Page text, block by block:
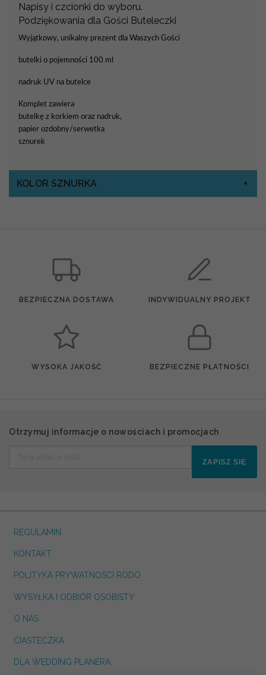
Napisy i czcionki do wyboru.
Podziękowania dla Gości Buteleczki
Wyjątkowy, unikalny prezent dla Waszych Gości
butelki o pojemności 100 ml
nadruk UV na butelce
Komplet zawiera
butelkę z korkiem oraz nadruk,
papier ozdobny/serwetka
sznurek
KOLOR SZNURKA
BEZPIECZNA DOSTAWA INDYWIDUALNY PROJEKT
WYSOKA JAKOŚĆ BEZPIECZNE PŁATNOŚCI
Otrzymuj informacje o nowościach i promocjach
ZAPISZ SIĘ
REGULAMIN
KONTAKT
POLITYKA PRYWATNOSCI RODO
WYSYŁKA I ODBIÓR OSOBISTY
O NAS
CIASTECZKA
DLA WEDDING PLANERA